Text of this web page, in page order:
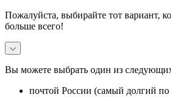
Пожалуйста, выбирайте тот вариант,
больше всего!
Вы можете выбрать один из
почтой России (самый долгий